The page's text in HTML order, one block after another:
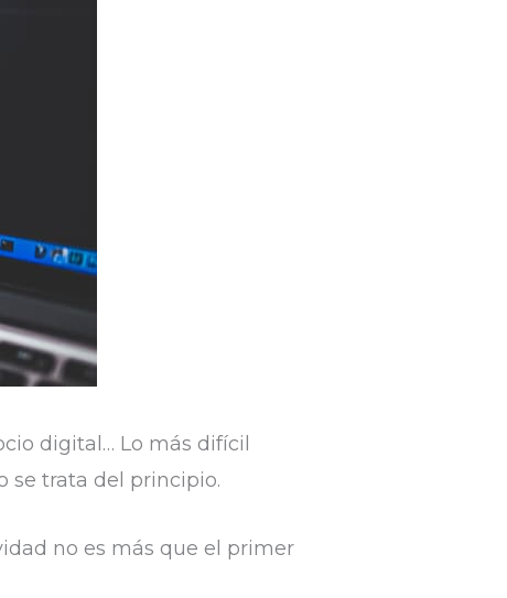
digital… Lo más difícil
se trata del principio.
no es más que el primer